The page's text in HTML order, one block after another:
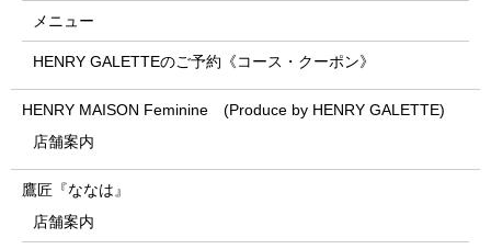
メニュー
HENRY GALETTEのご予約《コース・クーポン》
HENRY MAISON Feminine (Produce by HENRY GALETTE)
店舗案内
鷹匠『ななは』
店舗案内